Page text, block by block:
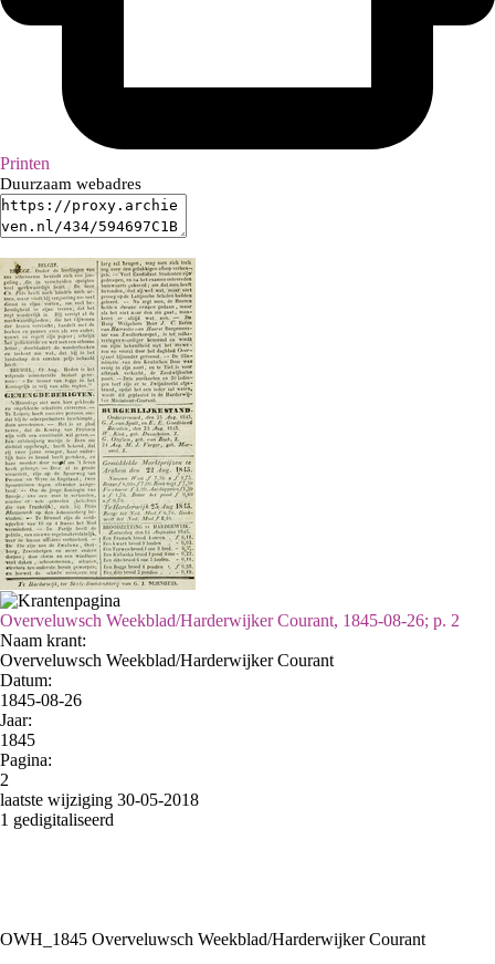
Printen
Duurzaam webadres
Overveluwsch Weekblad/Harderwijker Courant, 1845-08-26; p. 2
Naam krant:
Overveluwsch Weekblad/Harderwijker Courant
Datum:
1845-08-26
Jaar:
1845
Pagina:
2
laatste wijziging 30-05-2018
1 gedigitaliseerd
OWH_1845 Overveluwsch Weekblad/Harderwijker Courant